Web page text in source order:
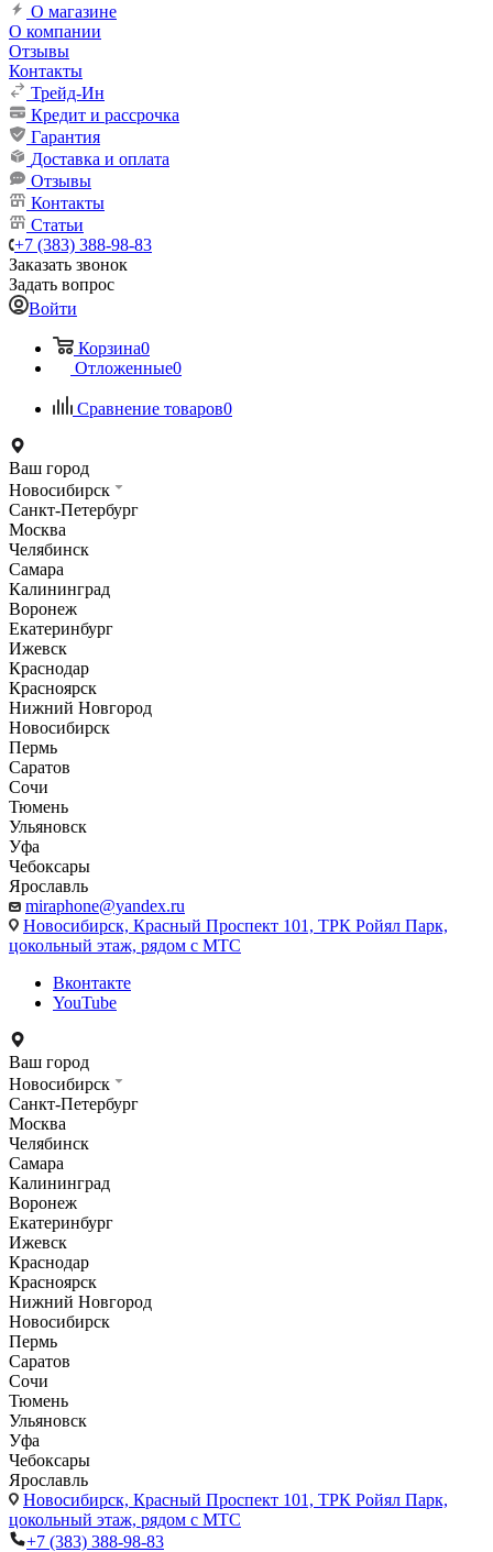
О магазине
О компании
Отзывы
Контакты
Трейд-Ин
Кредит и рассрочка
Гарантия
Доставка и оплата
Отзывы
Контакты
Статьи
+7 (383) 388-98-83
Заказать звонок
Задать вопрос
Войти
Корзина0
Отложенные0
Сравнение товаров0
Ваш город
Новосибирск
Санкт-Петербург
Москва
Челябинск
Самара
Калининград
Воронеж
Екатеринбург
Ижевск
Краснодар
Красноярск
Нижний Новгород
Новосибирск
Пермь
Саратов
Сочи
Тюмень
Ульяновск
Уфа
Чебоксары
Ярославль
miraphone@yandex.ru
Новосибирск, Красный Проспект 101, ТРК Ройял Парк,
цокольный этаж, рядом с МТС
Вконтакте
YouTube
Ваш город
Новосибирск
Санкт-Петербург
Москва
Челябинск
Самара
Калининград
Воронеж
Екатеринбург
Ижевск
Краснодар
Красноярск
Нижний Новгород
Новосибирск
Пермь
Саратов
Сочи
Тюмень
Ульяновск
Уфа
Чебоксары
Ярославль
Новосибирск, Красный Проспект 101, ТРК Ройял Парк,
цокольный этаж, рядом с МТС
+7 (383) 388-98-83